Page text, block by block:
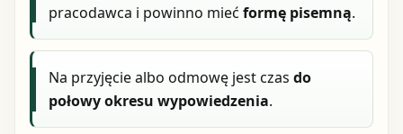
pracodawca i powinno miećformę pisemną.
Na przyjęcie albo odmowę jest czasdo
połowy okresu wypowiedzenia.